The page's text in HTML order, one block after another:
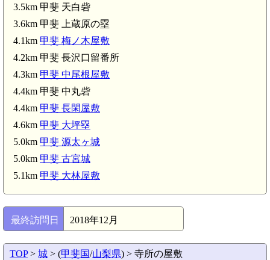
3.5km 甲斐 天白砦
3.6km 甲斐 上蔵原の塁
4.1km 甲斐 梅ノ木屋敷
4.2km 甲斐 長沢口留番所
4.3km 甲斐 中尾根屋敷
4.4km 甲斐 中丸砦
4.4km 甲斐 長閑屋敷
4.6km 甲斐 大坪塁
5.0km 甲斐 源太ヶ城
5.0km 甲斐 古宮城
5.1km 甲斐 大林屋敷
最終訪問日 2018年12月
TOP> 城 > (甲斐国/山梨県) > 寺所の屋敷